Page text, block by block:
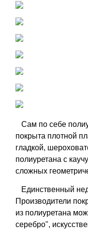
Сам по себе
покрыта плотной
гладкой,
полиуретана с
сложных
Единственный
Производители
из полиуретана
серебро",